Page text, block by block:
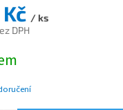
/ ks
DPH